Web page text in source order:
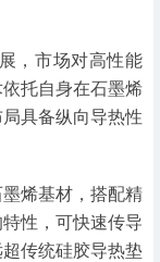
，市场对高性能
托自身在石墨烯
具备纵向导热性
烯基材，搭配精
特性，可快速传导
传统硅胶导热垫